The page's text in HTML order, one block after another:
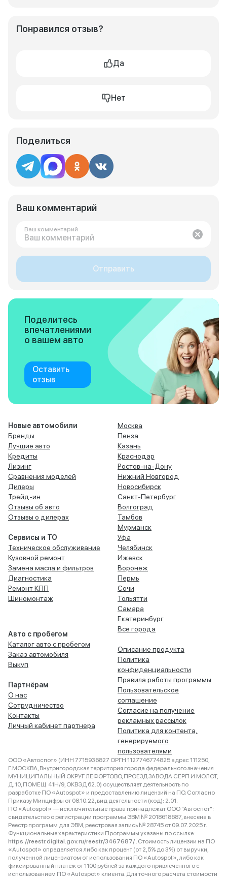
Понравился отзыв?
Да
Нет
Поделиться
Ваш комментарий
Ваш комментарий
Отправить
Поделитесь
впечатлениями
о вашем авто
Оставить
отзыв
Новые автомобили
Бренды
Лучшие авто
Кредиты
Лизинг
Сравнения моделей
Дилеры
Трейд-ин
Отзывы об авто
Отзывы о дилерах
Сервисы и ТО
Техническое обслуживание
Кузовной ремонт
Замена масла и фильтров
Диагностика
Ремонт КПП
Шиномонтаж
Авто с пробегом
Каталог авто с пробегом
Заказ автомобиля
Выкуп
Партнёрам
О нас
Сотрудничество
Контакты
Личный кабинет партнера
Москва
Пенза
Казань
Краснодар
Ростов-на-Дону
Нижний Новгород
Новосибирск
Санкт-Петербург
Волгоград
Тамбов
Мурманск
Уфа
Челябинск
Ижевск
Воронеж
Пермь
Сочи
Тольятти
Самара
Екатеринбург
Все города
Описание продукта
Политика
конфиденциальности
Правила работы программы
Пользовательское
соглашение
Согласие на получение
рекламных рассылок
Политика для контента,
генерируемого
пользователями
ООО «Автоспот» (ИНН 7715936827 ОРГН 1127746774825 адрес 111250,
Г.МОСКВА, Внутригородская территория города федерального значения
МУНИЦИПАЛЬНЫЙ ОКРУГ ЛЕФОРТОВО, ПРОЕЗД ЗАВОДА СЕРП И МОЛОТ,
Д. 10, ПОМЕЩ. 41Н/9, ОКВЭД 62.0) осуществляет деятельность по
разработке ПО «Autospot» и предоставлению лицензий на ПО. Согласно
Приказу Минцифры от 08.10.22, вид деятельности (код): 2.01.
ПО «Autospot» — исключительные права принадлежат ООО "Автоспот":
свидетельство о регистрации программы ЭВМ № 2018618687, внесена в
Реестр программ для ЭВМ, реестровая запись № 28745 от 09.07.2025 г.
Функциональные характеристики Программы указаны по ссылке:
https://reestr.digital.gov.ru/reestr/3467687/ . Стоимость лицензии на ПО
«Autospot» определяется либо как процент (от 2,5% до 3%) от выручки,
полученной лицензиатом от использования ПО «Autospot», либо как
фиксированный платеж от 1100 рублей за каждого привлеченного с
использованием ПО «Autospot» клиента. Для точного расчета стоимости